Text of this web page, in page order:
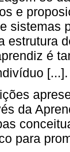
e
sistemas
estrutura
é
da
para